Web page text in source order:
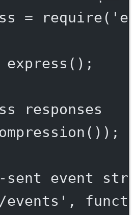
= require(
express ();
responses
());
event
,